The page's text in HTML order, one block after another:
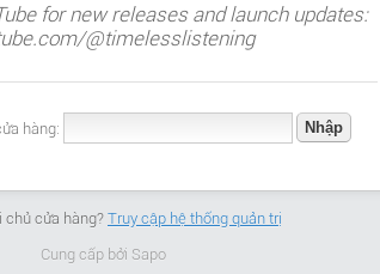
for new releases and launch updates:
@timelesslistening
hàng:
chủ cửa hàng? Truy cập hệ thống quản trị
Cung cấp bởi Sapo